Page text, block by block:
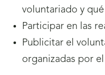
voluntariado y
Participar en las
Publicitar el
organizadas por